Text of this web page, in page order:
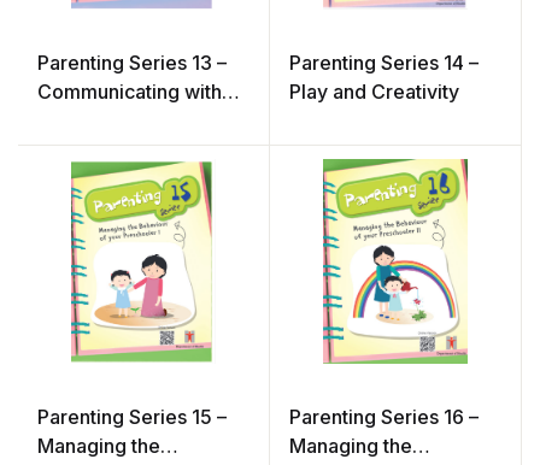
Parenting Series 13 –
Communicating with
old
Parenting Series 14 –
Play and Creativity
Parenting Series 15 –
Managing the
Parenting Series 16 –
Managing the